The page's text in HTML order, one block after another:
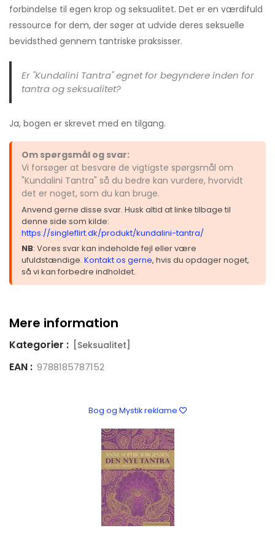
forbindelse til egen krop og seksualitet. Det er en værdifuld
ressource for dem, der søger at udvide deres seksuelle
bevidsthed gennem tantriske praksisser.
Er "Kundalini Tantra" egnet for begyndere inden for
tantra og seksualitet?
Ja, bogen er skrevet med en tilgang.
Om spørgsmål og svar:
Vi forsøger at besvare de vigtigste spørgsmål om
"Kundalini Tantra" så du bedre kan vurdere, hvorvidt
det er noget, som du kan bruge.
Anvend gerne disse svar. Husk altid at linke tilbage til
denne side som kilde:
https://singleflirt.dk/produkt/kundalini-tantra/
NB: Vores svar kan indeholde fejl eller være
ufuldstændige. Kontakt os gerne, hvis du opdager noget,
så vi kan forbedre indholdet.
Mere information
Kategorier : [Seksualitet]
EAN : 9788185787152
Bog og Mystik reklame